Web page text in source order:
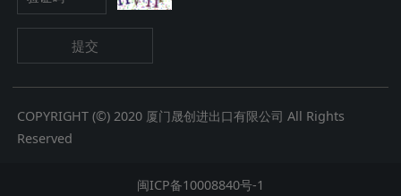
提交
COPYRIGHT (©) 2020 厦门晟创进出口有限公司 All Rights
Reserved
闽ICP备10008840号-1